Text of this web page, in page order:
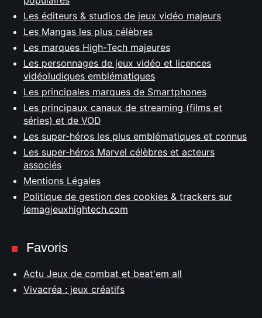
Les éditeurs & studios de jeux vidéo majeurs
Les Mangas les plus célèbres
Les marques High-Tech majeures
Les personnages de jeux vidéo et licences
vidéoludiques emblématiques
Les principales marques de Smartphones
Les principaux canaux de streaming (films et
séries) et de VOD
Les super-héros les plus emblématiques et connus
Les super-héros Marvel célèbres et acteurs
associés
Mentions Légales
Politique de gestion des cookies & trackers sur
lemagjeuxhightech.com
Favoris
Actu Jeux de combat et beat'em all
Vivacréa : jeux créatifs